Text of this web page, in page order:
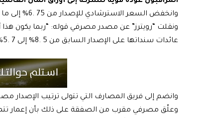
وانخفض السعر الاسترشادي للإصدار من 75 .6% إلى ما بين 5 .6 و65 .6% في ضوء الإقبال الشديد على الصكوك .
ونقلت “رويترز” عن مصدر مصرفي قوله: “ربما يكون
عائدات سنداتها على الإصدار السابق من 5 .8% إلى 7 .5% حالياً” .
وانضم إلى فريق المصارف التي تتولى ترتيب الإصدار
وعلّق مصرفي مقرب من الصفقة على ذلك بأن إعمار